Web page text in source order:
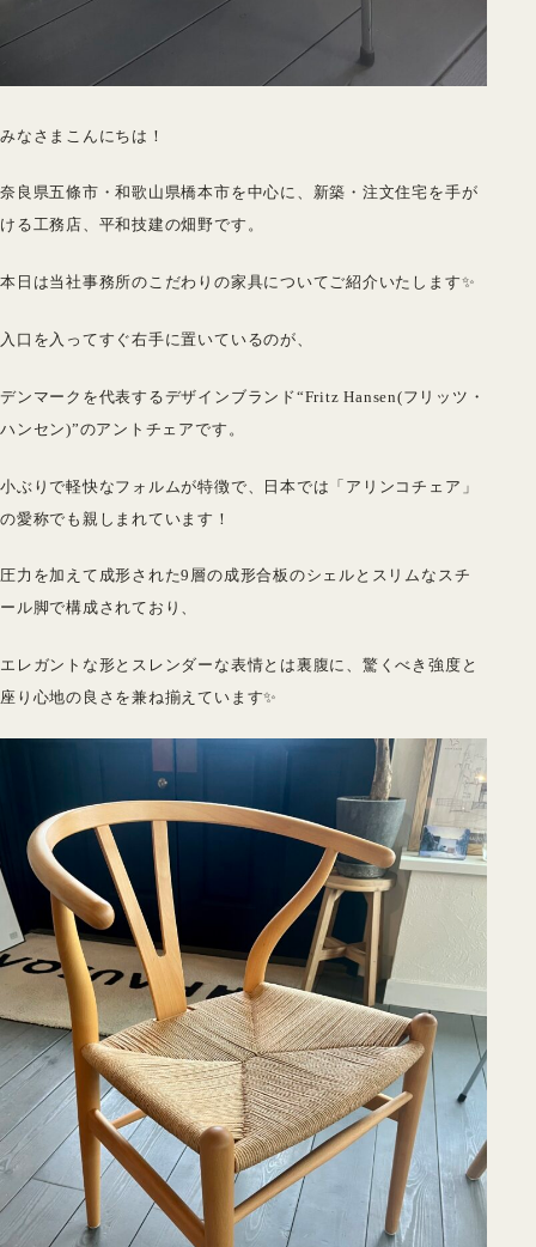
みなさまこんにちは！
奈良県五條市・和歌山県橋本市を中心に、新築・注文住宅を手が
ける工務店、平和技建の畑野です。
本日は当社事務所のこだわりの家具についてご紹介いたします✨
入口を入ってすぐ右手に置いているのが、
デンマークを代表するデザインブランド“Fritz Hansen(フリッツ・
ハンセン)”のアントチェアです。
小ぶりで軽快なフォルムが特徴で、日本では「アリンコチェア」
の愛称でも親しまれています！
圧力を加えて成形された9層の成形合板のシェルとスリムなスチ
ール脚で構成されており、
エレガントな形とスレンダーな表情とは裏腹に、驚くべき強度と
座り心地の良さを兼ね揃えています✨